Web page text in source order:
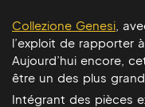
Collezione Genesi ,
l’exploit de rapporter
Aujourd’hui encore,
être un des plus
Intégrant des pièces